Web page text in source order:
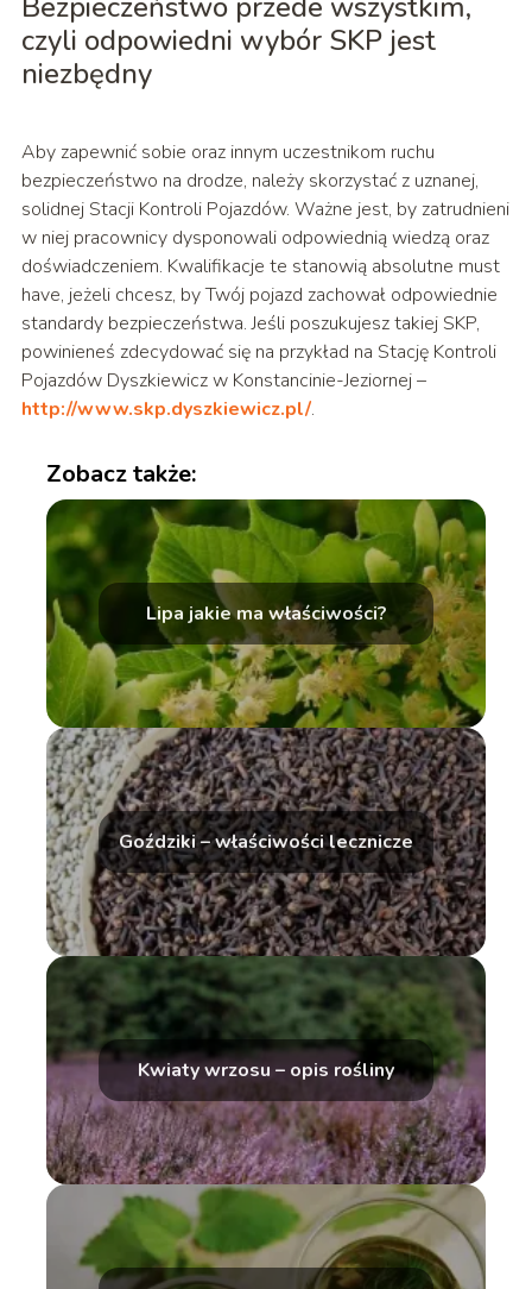
czyli odpowiedni wybór SKP jest
niezbędny
Aby zapewnić sobie oraz innym uczestnikom ruchu
bezpieczeństwo na drodze, należy skorzystać z uznanej,
solidnej Stacji Kontroli Pojazdów. Ważne jest, by zatrudnieni
w niej pracownicy dysponowali odpowiednią wiedzą oraz
doświadczeniem. Kwalifikacje te stanowią absolutne must
have, jeżeli chcesz, by Twój pojazd zachował odpowiednie
standardy bezpieczeństwa. Jeśli poszukujesz takiej SKP,
powinieneś zdecydować się na przykład na Stację Kontroli
Pojazdów Dyszkiewicz w Konstancinie-Jeziornej –
http://www.skp.dyszkiewicz.pl/.
Zobacz także:
Lipa jakie ma właściwości?
Goździki – właściwości lecznicze
Kwiaty wrzosu – opis rośliny